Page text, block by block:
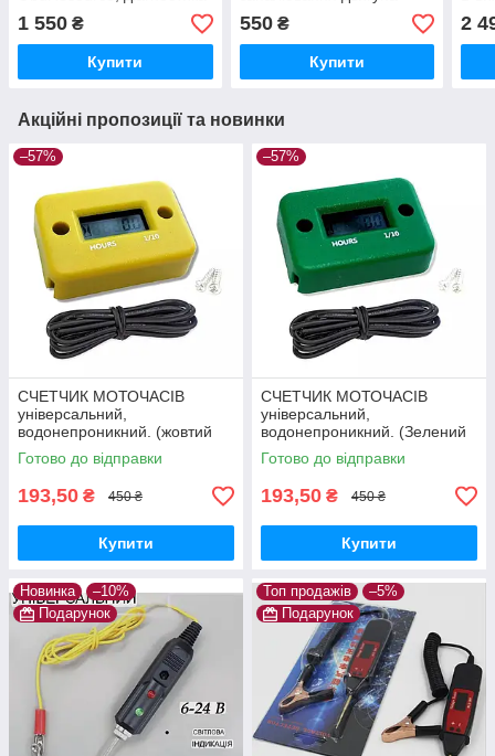
свічок Spark Plug Tester
1 550 ₴
Купити
автомобіля
550₴
Купити
2
Акційні пропозиції та новинки
–57%
СЧЕТЧИК МОТОЧАСІВ
універсальний,
водонепроникний. (жовтий
корпус)
Готово до відправки
193,50 ₴ 450 ₴
Купити
–57%
СЧЕТЧИК МОТОЧАСІВ
універсальний,
водонепроникний. (Зелений
корпус)
Готово до відправки
193,50 ₴ 450 ₴
Купити
Новинка
–10%
Подарунок
Топ продажів
–5%
Подарунок